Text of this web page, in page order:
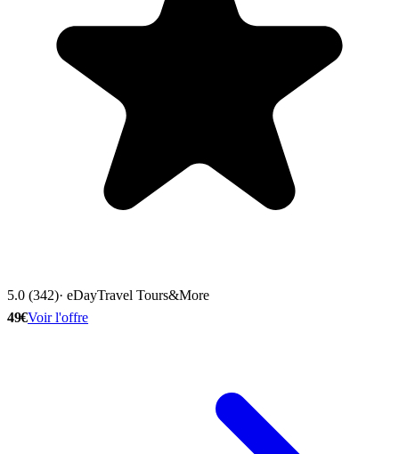
5.0 (342)· eDayTravel Tours&More
49€Voir l'offre